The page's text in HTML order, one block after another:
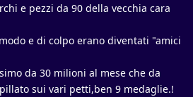
e pezzi da 90 della vecchia cara
e di colpo erano diventati "amici
da 30 milioni al mese che da
sui vari petti,ben 9 medaglie.!